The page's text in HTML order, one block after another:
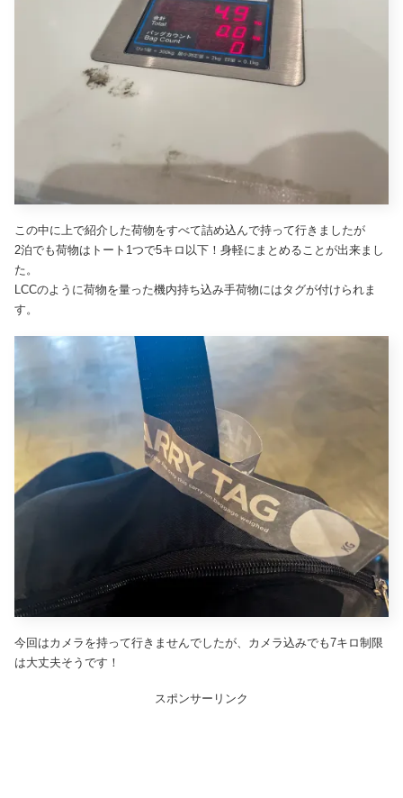
この中に上で紹介した荷物をすべて詰め込んで持って行きましたが
2泊でも荷物はトート1つで5キロ以下！身軽にまとめることが出来まし
た。
LCCのように荷物を量った機内持ち込み手荷物にはタグが付けられま
す。
今回はカメラを持って行きませんでしたが、カメラ込みでも7キロ制限
は大丈夫そうです！
スポンサーリンク